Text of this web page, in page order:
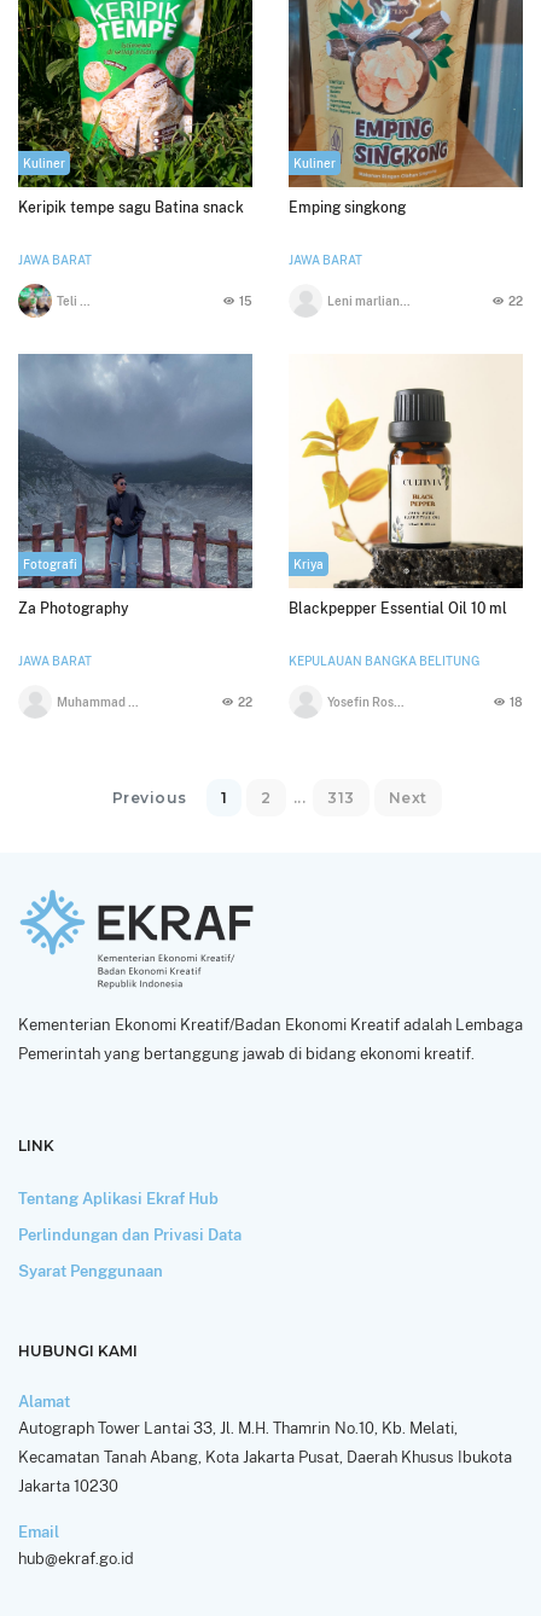
Kuliner
Keripik tempe sagu Batina snack
JAWA BARAT
15
Kuliner
Emping singkong
JAWA BARAT
22
Fotografi
Za Photography
JAWA BARAT
22
Kriya
Blackpepper Essential Oil 10 ml
KEPULAUAN BANGKA BELITUNG
18
Previous 1 2 ... 313 Next
Kementerian Ekonomi Kreatif/Badan Ekonomi Kreatif adalah Lembaga
Pemerintah yang bertanggung jawab di bidang ekonomi kreatif.
LINK
Tentang Aplikasi Ekraf Hub
Perlindungan dan Privasi Data
Syarat Penggunaan
HUBUNGI KAMI
Alamat
Autograph Tower Lantai 33, Jl. M.H. Thamrin No.10, Kb. Melati,
Kecamatan Tanah Abang, Kota Jakarta Pusat, Daerah Khusus Ibukota
Jakarta 10230
Email
hub@ekraf.go.id